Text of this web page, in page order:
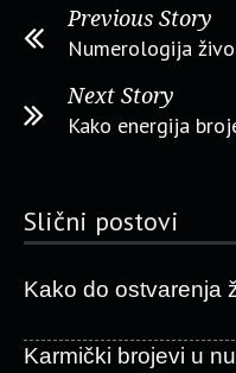
Previous Story
Numerologija
Next Story
Kako energija
Slični postovi
Kako do ostvarenja
Karmički brojevi u